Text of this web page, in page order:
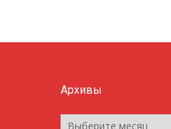
Архивы
Архивы